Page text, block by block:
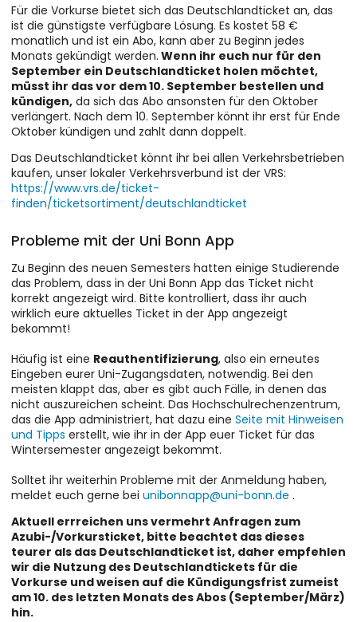
Für die Vorkurse bietet sich das Deutschlandticket an, das
ist die günstigste verfügbare Lösung. Es kostet 58 €
monatlich und ist ein Abo, kann aber zu Beginn jedes
Monats gekündigt werden. Wenn ihr euch nur für den
September ein Deutschlandticket holen möchtet,
müsst ihr das vor dem 10. September bestellen und
kündigen, da sich das Abo ansonsten für den Oktober
verlängert. Nach dem 10. September könnt ihr erst für Ende
Oktober kündigen und zahlt dann doppelt.
Das Deutschlandticket könnt ihr bei allen Verkehrsbetrieben
kaufen, unser lokaler Verkehrsverbund ist der VRS:
https://www.vrs.de/ticket-
finden/ticketsortiment/deutschlandticket
Probleme mit der Uni Bonn App
Zu Beginn des neuen Semesters hatten einige Studierende
das Problem, dass in der Uni Bonn App das Ticket nicht
korrekt angezeigt wird. Bitte kontrolliert, dass ihr auch
wirklich eure aktuelles Ticket in der App angezeigt
bekommt!
Häufig ist eine Reauthentifizierung, also ein erneutes
Eingeben eurer Uni-Zugangsdaten, notwendig. Bei den
meisten klappt das, aber es gibt auch Fälle, in denen das
nicht auszureichen scheint. Das Hochschulrechenzentrum,
das die App administriert, hat dazu eine Seite mit Hinweisen
und Tipps erstellt, wie ihr in der App euer Ticket für das
Wintersemester angezeigt bekommt.
Solltet ihr weiterhin Probleme mit der Anmeldung haben,
meldet euch gerne bei unibonnapp@uni-bonn.de .
Aktuell errreichen uns vermehrt Anfragen zum
Azubi-/Vorkursticket, bitte beachtet das dieses
teurer als das Deutschlandticket ist, daher empfehlen
wir die Nutzung des Deutschlandtickets für die
Vorkurse und weisen auf die Kündigungsfrist zumeist
am 10. des letzten Monats des Abos (September/März)
hin.